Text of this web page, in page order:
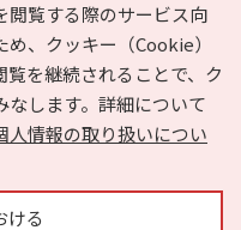
閲覧する際のサービス向
、クッキー（Cookie）
を継続されることで、ク
なします。詳細について
人情報の取り扱いについ
ける
お気に入り
ヘルプ
いて
運営会社
るお問い合わせ